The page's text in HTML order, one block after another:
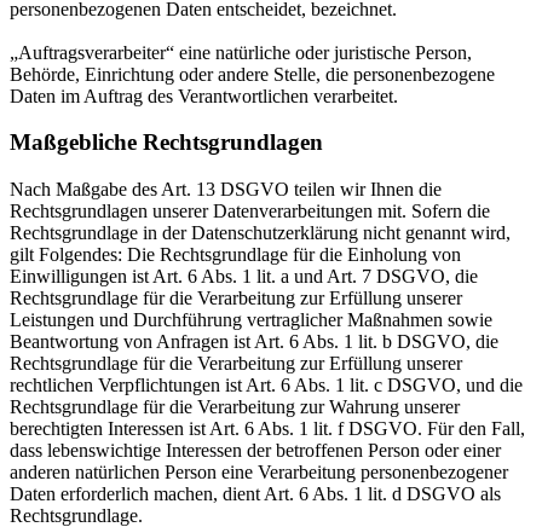
personenbezogenen Daten entscheidet, bezeichnet.
„Auftragsverarbeiter“ eine natürliche oder juristische Person,
Behörde, Einrichtung oder andere Stelle, die personenbezogene
Daten im Auftrag des Verantwortlichen verarbeitet.
Maßgebliche Rechtsgrundlagen
Nach Maßgabe des Art. 13 DSGVO teilen wir Ihnen die
Rechtsgrundlagen unserer Datenverarbeitungen mit. Sofern die
Rechtsgrundlage in der Datenschutzerklärung nicht genannt wird,
gilt Folgendes: Die Rechtsgrundlage für die Einholung von
Einwilligungen ist Art. 6 Abs. 1 lit. a und Art. 7 DSGVO, die
Rechtsgrundlage für die Verarbeitung zur Erfüllung unserer
Leistungen und Durchführung vertraglicher Maßnahmen sowie
Beantwortung von Anfragen ist Art. 6 Abs. 1 lit. b DSGVO, die
Rechtsgrundlage für die Verarbeitung zur Erfüllung unserer
rechtlichen Verpflichtungen ist Art. 6 Abs. 1 lit. c DSGVO, und die
Rechtsgrundlage für die Verarbeitung zur Wahrung unserer
berechtigten Interessen ist Art. 6 Abs. 1 lit. f DSGVO. Für den Fall,
dass lebenswichtige Interessen der betroffenen Person oder einer
anderen natürlichen Person eine Verarbeitung personenbezogener
Daten erforderlich machen, dient Art. 6 Abs. 1 lit. d DSGVO als
Rechtsgrundlage.